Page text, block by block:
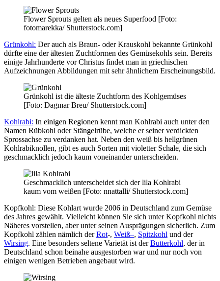
Flower Sprouts gelten als neues Superfood [Foto:
fotomarekka/ Shutterstock.com]
Grünkohl: Der auch als Braun- oder Krauskohl bekannte Grünkohl
dürfte eine der ältesten Zuchtformen des Gemüsekohls sein. Bereits
einige Jahrhunderte vor Christus findet man in griechischen
Aufzeichnungen Abbildungen mit sehr ähnlichem Erscheinungsbild.
Grünkohl ist die älteste Zuchtform des Kohlgemüses
[Foto: Dagmar Breu/ Shutterstock.com]
Kohlrabi: In einigen Regionen kennt man Kohlrabi auch unter den
Namen Rübkohl oder Stängelrübe, welche er seiner verdickten
Sprossachse zu verdanken hat. Neben den weiß bis hellgrünen
Kohlrabiknollen, gibt es auch Sorten mit violetter Schale, die sich
geschmacklich jedoch kaum voneinander unterscheiden.
Geschmacklich unterscheidet sich der lila Kohlrabi
kaum vom weißen [Foto: nnattalli/ Shutterstock.com]
Kopfkohl: Diese Kohlart wurde 2006 in Deutschland zum Gemüse
des Jahres gewählt. Vielleicht können Sie sich unter Kopfkohl nichts
Näheres vorstellen, aber unter seinen Ausprägungen sicherlich. Zum
Kopfkohl zählen nämlich derRot-, Weiß–, Spitzkohl und der
Wirsing. Eine besonders seltene Varietät ist derButterkohl, der in
Deutschland schon beinahe ausgestorben war und nur noch von
einigen wenigen Betrieben angebaut wird.